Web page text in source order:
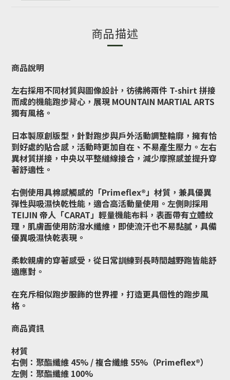
商品描述
商品說明
左右採用不同材質與圖像設計，彷彿將兩件 T-shirt 拼接
而成的機能跑步背心，展現 MOUNTAIN MARTIAL ARTS
獨有風格。
日本製原創版型，針對跑步與戶外活動調整輪廓，擁有恰
到好處的貼合感，活動時更加自在、不易產生壓力。左右
異材質拼接，中央以平整縫線接合，減少摩擦感並提升穿
著舒適性。
右側使用具棉感觸感的「Primeflex®」材質，兼具優異
彈性與吸濕快乾性能，適合高活動量使用。左側則採用
TEIJIN 帝人「CARAT」輕量機能布料，表面帶有立體紋
理，肌膚面使用防潑水纖維，即使流汗也不易黏膩，具備
優異吸濕快乾表現。
柔軟親膚的穿著感受，從日常訓練到長時間越野跑皆能舒
適應對。
在充斥相似跑步服飾的世界裡，打造更具個性的跑步風
格。
商品資訊
材質
右側：聚酯纖維 45% / 複合纖維 55%（Primeflex®）
左側：聚酯纖維 100%